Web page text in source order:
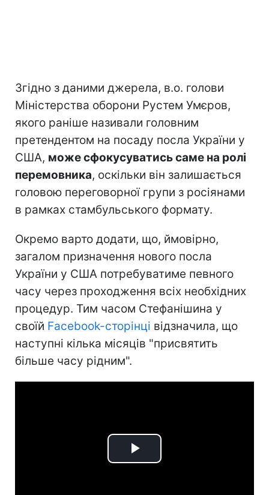
Згідно з даними джерела, в.о. голови
Міністерства оборони Рустем Умєров,
якого раніше називали головним
претендентом на посаду посла України у
США, може сфокусуватись саме на ролі
перемовника, оскільки він залишається
головою переговорної групи з росіянами
в рамках стамбульського формату.
Окремо варто додати, що, ймовірно,
загалом призначення нового посла
України у США потребуватиме певного
часу через проходження всіх необхідних
процедур. Тим часом Стефанішина у
своїй Facebook-сторінці відзначила, що
наступні кілька місяців "присвятить
більше часу рідним".
Play